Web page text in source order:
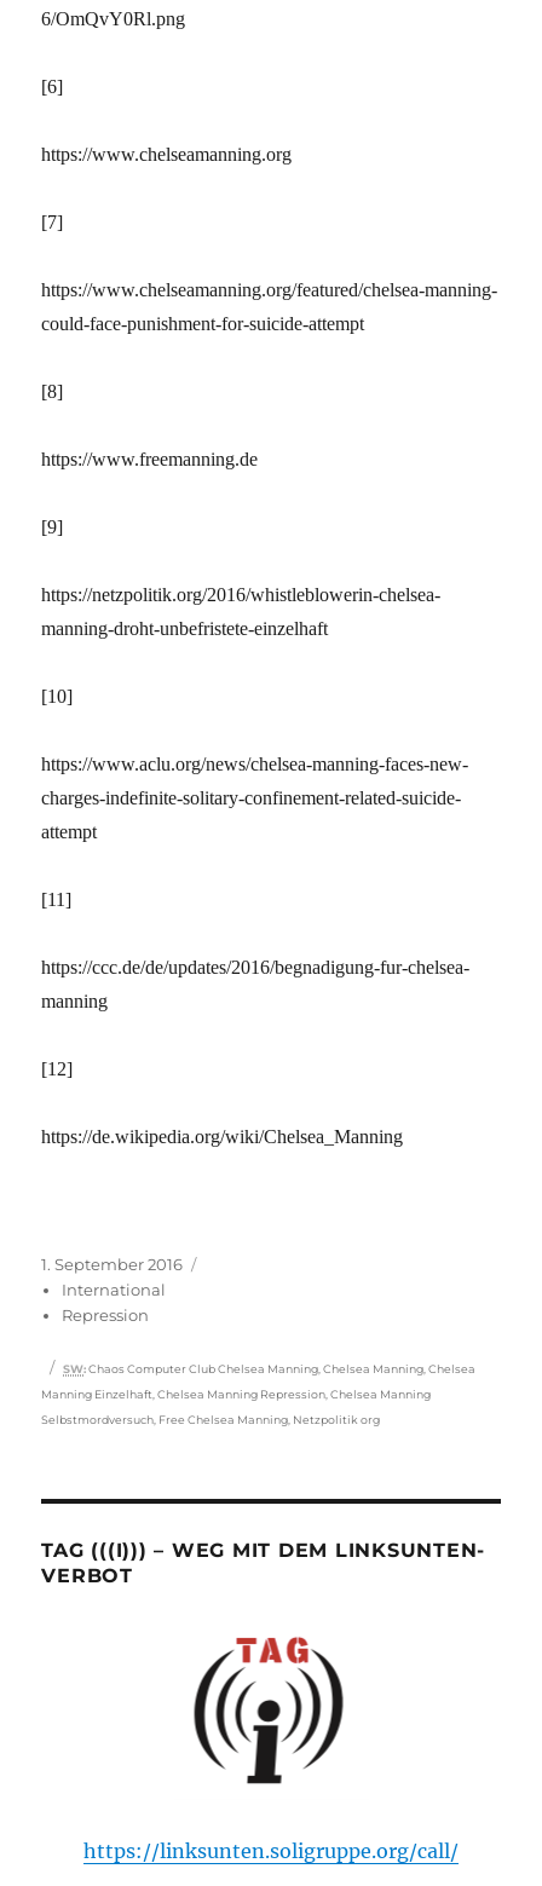
6/OmQvY0Rl.png
[6]
https://www.chelseamanning.org
[7]
https://www.chelseamanning.org/featured/chelsea-manning-
could-face-punishment-for-suicide-attempt
[8]
https://www.freemanning.de
[9]
https://netzpolitik.org/2016/whistleblowerin-chelsea-
manning-droht-unbefristete-einzelhaft
[10]
https://www.aclu.org/news/chelsea-manning-faces-new-
charges-indefinite-solitary-confinement-related-suicide-
attempt
[11]
https://ccc.de/de/updates/2016/begnadigung-fur-chelsea-
manning
[12]
https://de.wikipedia.org/wiki/Chelsea_Manning
Veröffentlicht
am
1. September 2016
International
Repression
Schlagwörter
SW: Chaos Computer Club Chelsea Manning,Chelsea Manning,Chelsea
Manning Einzelhaft,Chelsea Manning Repression,Chelsea Manning
Selbstmordversuch, Free Chelsea Manning, Netzpolitik org
TAG (((I))) – WEG MIT DEM LINKSUNTEN-
VERBOT
https://linksunten.soligruppe.org/call/